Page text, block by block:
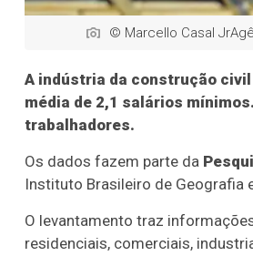
© Marcello Casal
A indústria da construção civil
média de 2,1 salários
trabalhadores.
Os dados fazem parte da
Instituto Brasileiro de Geografia
O levantamento traz
residenciais, comerciais,